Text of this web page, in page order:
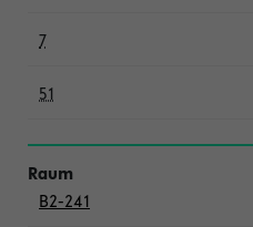
7
51
B2-241